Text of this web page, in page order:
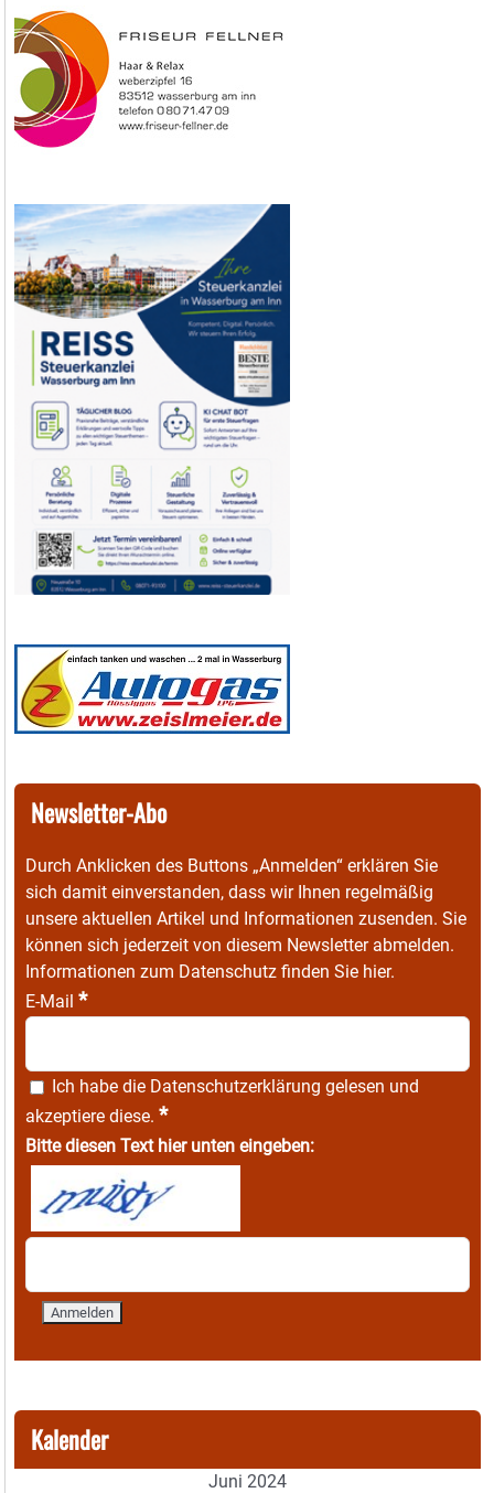
Newsletter-Abo
Durch Anklicken des Buttons „Anmelden“ erklären Sie
sich damit einverstanden, dass wir Ihnen regelmäßig
unsere aktuellen Artikel und Informationen zusenden. Sie
können sich jederzeit von diesem Newsletter abmelden.
Informationen zum Datenschutz finden Sie hier.
E-Mail *
Ich habe die Datenschutzerklärung gelesen und
akzeptiere diese. *
Bitte diesen Text hier unten eingeben:
Kalender
Juni 2024